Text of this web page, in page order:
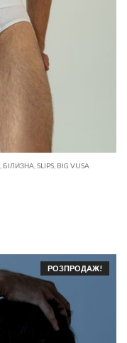
БІЛИЗНА SLIPS BIG VUSA
РОЗПРОДАЖ!